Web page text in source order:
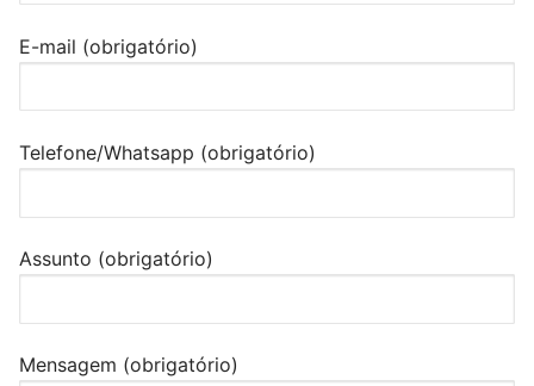
E-mail (obrigatório)
Telefone/Whatsapp (obrigatório)
Assunto (obrigatório)
Mensagem (obrigatório)